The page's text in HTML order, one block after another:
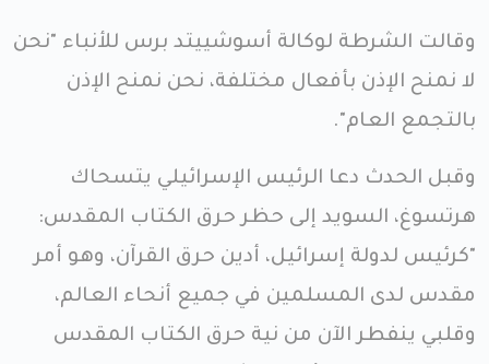
وقالت الشرطة لوكالة أسوشييتد برس للأنباء "نحن
لا نمنح الإذن بأفعال مختلفة، نحن نمنح الإذن
بالتجمع العام".
وقبل الحدث دعا الرئيس الإسرائيلي يتسحاك
هرتسوغ، السويد إلى حظر حرق الكتاب المقدس:
"كرئيس لدولة إسرائيل، أدين حرق القرآن، وهو أمر
مقدس لدى المسلمين في جميع أنحاء العالم،
وقلبي ينفطر الآن من نية حرق الكتاب المقدس